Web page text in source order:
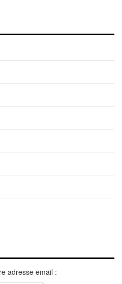
adresse email :